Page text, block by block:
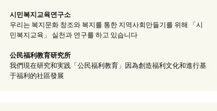
시민복지교육연구소
우리는 복지문화 창조와 복지를 통한 지역사회만들기를 위해 「시
민복지교육」 실천과 연구를 하고 있습니다
公民福利教育研究所
我們現在研究和実践「公民福利教育」因為創造福利文化和進行基
于福利的社區發展